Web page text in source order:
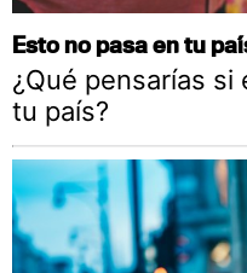
Esto no pasa en tu
¿Qué pensarías
tu país?